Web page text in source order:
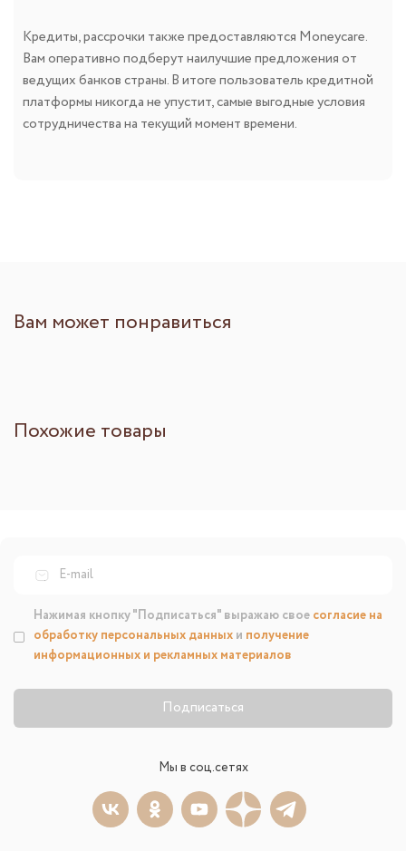
Кредиты, рассрочки также предоставляются Moneycare.
Вам оперативно подберут наилучшие предложения от
ведущих банков страны. В итоге пользователь кредитной
платформы никогда не упустит, самые выгодные условия
сотрудничества на текущий момент времени.
Вам может понравиться
Похожие товары
Подписаться
Нажимая кнопку "Подписаться" выражаю свое согласие на
обработку персональных данных и получение
информационных и рекламных материалов
Мы в соц.сетях